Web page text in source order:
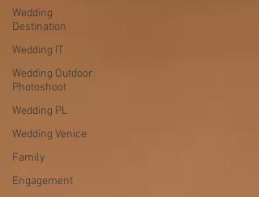
Wedding
Destination
Wedding IT
Wedding Outdoor
Photoshoot
Wedding PL
Wedding Venice
Family
Engagement